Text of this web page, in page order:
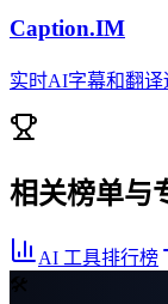
Caption.IM
实时AI字幕和翻译
相关榜单与
AI 工具排行榜
🛠